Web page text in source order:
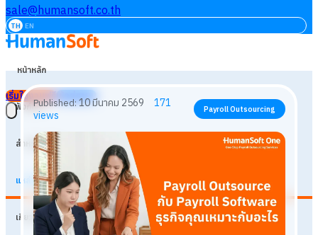
sale@humansoft.co.th
TH EN
หน้าหลัก
ฟังก์ชัน
สำหรับธุรกิจ
แหล่งเรียนรู้
เกี่ยวกับเรา
เริ่มใช้งานฟรี เข้าสู่ระบบ
Published:10 มีนาคม 2569 171
views Payroll Outsourcing